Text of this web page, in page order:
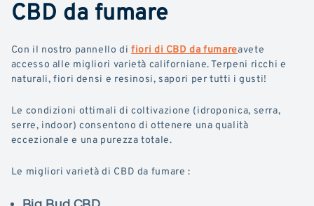
CBD da fumare
Con il nostro pannello difiori di CBD da fumareavete
accesso alle migliori varietà californiane. Terpeni ricchi e
naturali, fiori densi e resinosi, sapori per tutti i gusti!
Le condizioni ottimali di coltivazione (idroponica, serra,
serre, indoor) consentono di ottenere una qualità
eccezionale e una purezza totale.
Le migliori varietà di CBD da fumare :